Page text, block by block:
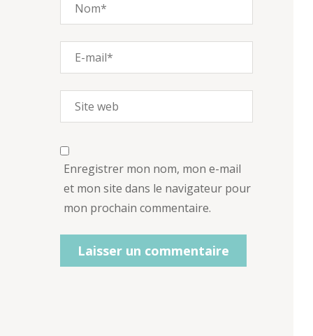
Enregistrer mon nom, mon e-mail
et mon site dans le navigateur pour
mon prochain commentaire.